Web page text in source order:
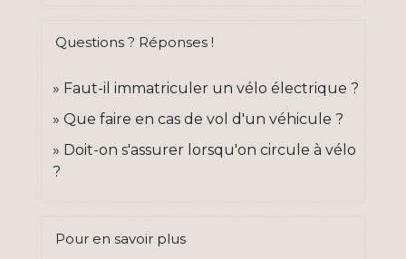
Questions ? Réponses !
Faut-il immatriculer un vélo électrique ?
Que faire en cas de vol d'un véhicule ?
Doit-on s'assurer lorsqu'on circule à vélo
?
Pour en savoir plus